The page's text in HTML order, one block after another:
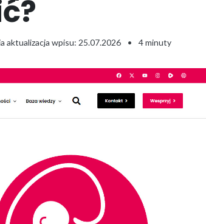
aktualizacja wpisu: 25.07.2026 • 4 minuty